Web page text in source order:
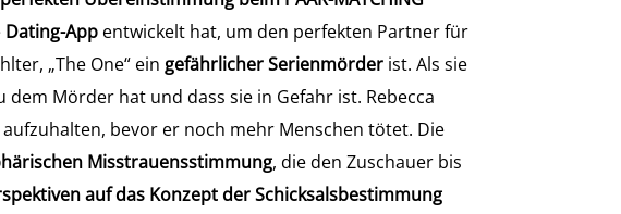
Dating-App entwickelt hat, um den perfekten Partner für
„The One“ eingefährlicher Serienmörder ist. Als sie
Mörder hat und dass sie in Gefahr ist. Rebecca
bevor er noch mehr Menschen tötet. Die
Misstrauensstimmung, die den Zuschauer bis
auf das Konzept der Schicksalsbestimmung